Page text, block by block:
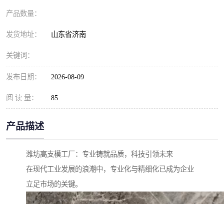
产品数量：
发货地址： 山东省济南
关键词：
发布日期： 2026-08-09
阅 读 量： 85
产品描述
潍坊高支模工厂：专业铸就品质，科技引领未来
在现代工业发展的浪潮中，专业化与精细化已成为企业
立足市场的关键。